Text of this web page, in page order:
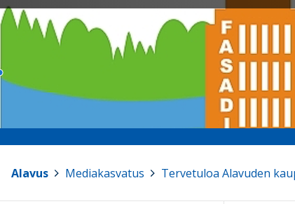
Alavus Mediakasvatus Tervetuloa Alavuden